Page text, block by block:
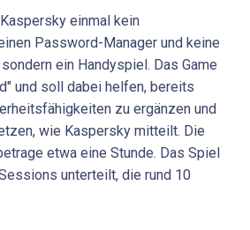
einmal kein
Password-Manager und keine
ein Handyspiel. Das Game
und soll dabei helfen, bereits
zu ergänzen und
wie Kaspersky mitteilt. Die
etwa eine Stunde. Das Spiel
unterteilt, die rund 10